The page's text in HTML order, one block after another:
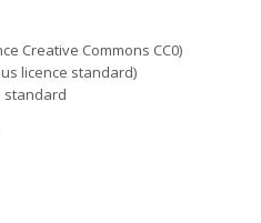
Creative Commons CC0)
licence standard)
standard